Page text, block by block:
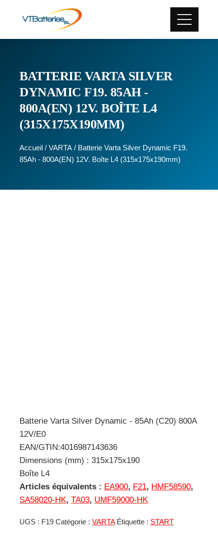
BATTERIE VARTA SILVER
DYNAMIC F19. 85AH -
800A(EN) 12V. BOÎTE L4
(315X175X190MM)
Accueil / VARTA / Batterie Varta Silver Dynamic F19.
85Ah - 800A(EN) 12V. Boîte L4 (315x175x190mm)
Batterie Varta Silver Dynamic - 85Ah (C20) 800A
12V/E0
EAN/GTIN:4016987143636
Dimensions (mm) : 315x175x190
Boîte L4
Articles équivalents : EA900, F21, HMF58590,
SA58020-HK, TA03, UMF59000-HK
UGS : F19 Catégorie : VARTA Étiquette : START